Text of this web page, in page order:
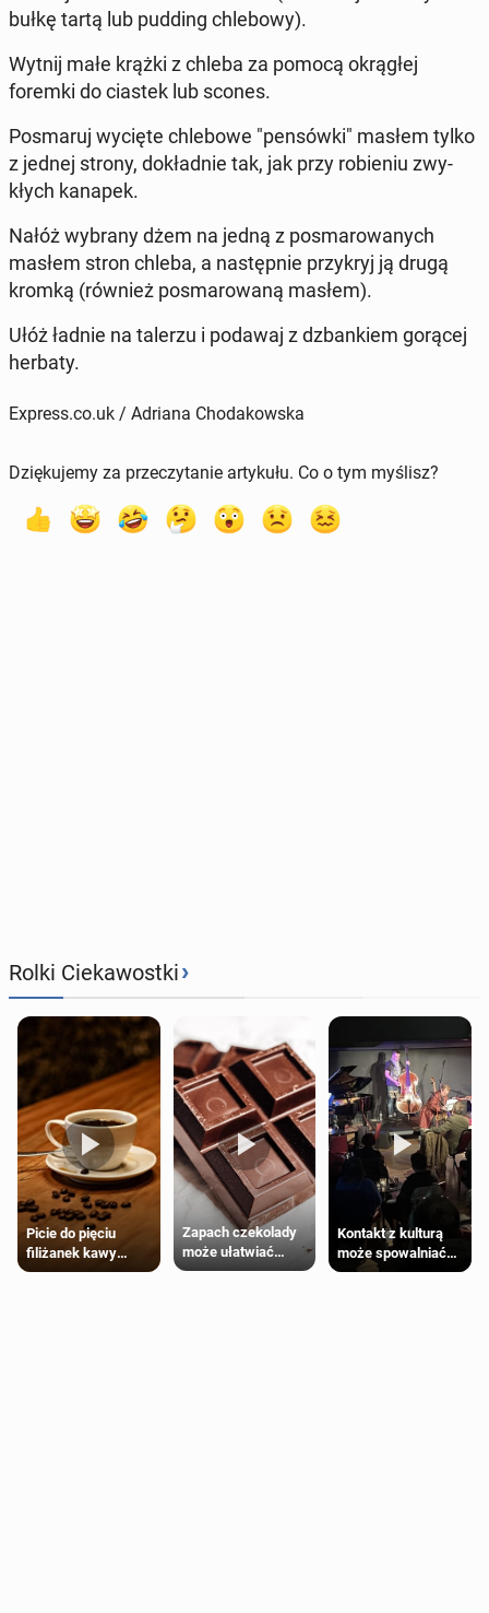
bułkę tartą lub pudding chle­bo­wy).
Wytnij małe krążki z chleba za pomocą okrą­głej
foremki do ciastek lub scones.
Po­sma­ruj wycięte chle­bo­we "pen­sów­ki" masłem tylko
z jednej strony, do­kład­nie tak, jak przy ro­bie­niu zwy­
kłych kanapek.
Nałóż wybrany dżem na jedną z po­sma­ro­wa­nych
masłem stron chleba, a na­stęp­nie przy­kryj ją drugą
kromką (również po­sma­ro­wa­ną masłem).
Ułóż ładnie na talerzu i podawaj z dzban­kiem gorącej
herbaty.
Express.co.uk / Adriana Chodakowska
Dziękujemy za przeczytanie artykułu. Co o tym myślisz?
Rolki Ciekawostki›
Picie do pięciu
filiżanek kawy
dziennie jest
Zapach czekolady
może ułatwiać
trening siłowy
Kontakt z kulturą
może spowalniać
starzenie